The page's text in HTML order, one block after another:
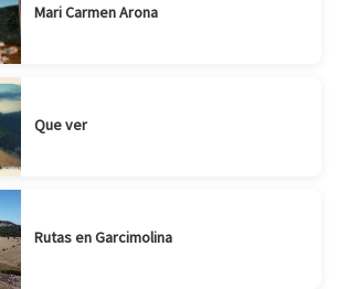
Mari Carmen Arona
Que ver
Rutas en Garcimolina